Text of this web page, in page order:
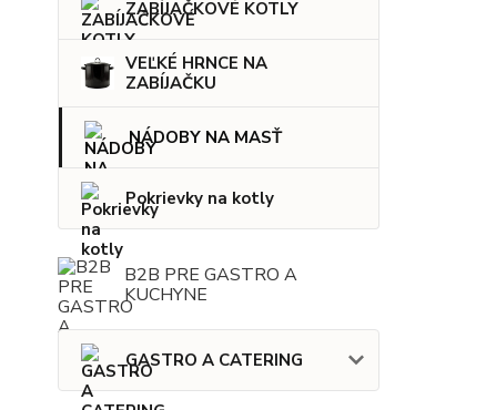
ZABÍJAČKOVÉ KOTLY
VEĽKÉ HRNCE NA
ZABÍJAČKU
NÁDOBY NA MASŤ
Pokrievky na kotly
B2B PRE GASTRO A
KUCHYNE
GASTRO A CATERING